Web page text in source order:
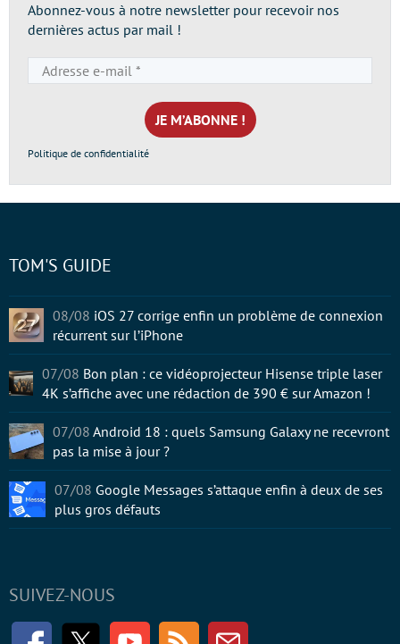
Abonnez-vous à notre newsletter pour recevoir nos
dernières actus par mail !
e-
mail
*
Politique de confidentialité
SUIVEZ-NOUS
FacebookTwitter Youtube RSS Newsletter
TOM'S GUIDE
08/08 iOS 27 corrige enfin un problème de connexion
récurrent sur l’iPhone
07/08 Bon plan : ce vidéoprojecteur Hisense triple laser
4K s’affiche avec une rédaction de 390 € sur Amazon !
07/08 Android 18 : quels Samsung Galaxy ne recevront
pas la mise à jour ?
07/08 Google Messages s’attaque enfin à deux de ses
plus gros défauts